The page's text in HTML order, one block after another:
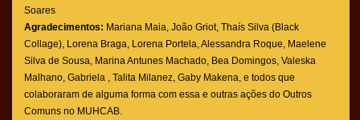
Soares
Agradecimentos: Mariana Maia, João Griot, Thaís Silva (Black
Collage), Lorena Braga, Lorena Portela, Alessandra Roque, Maelene
Silva de Sousa, Marina Antunes Machado, Bea Domingos, Valeska
Malhano, Gabriela , Talita Milanez, Gaby Makena, e todos que
colaboraram de alguma forma com essa e outras ações do Outros
Comuns no MUHCAB.